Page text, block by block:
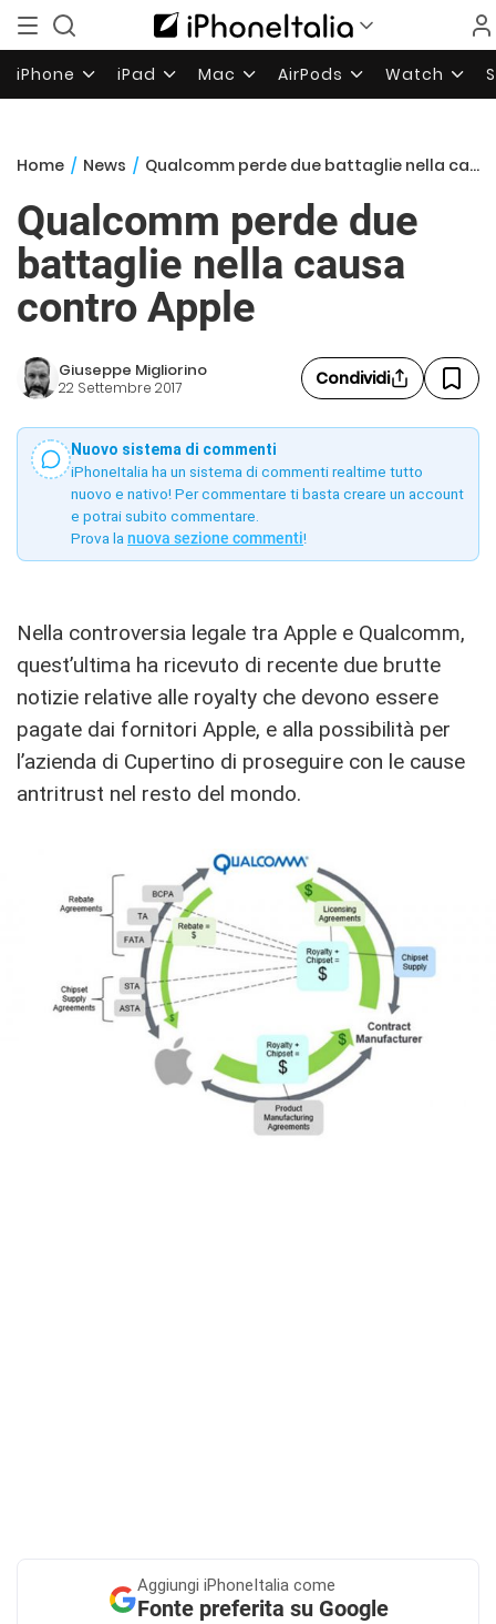
iPhone iPad Mac AirPods Watch
Home / News / Qualcomm perde due battaglie nella causa contro Apple
Qualcomm perde due
battaglie nella causa
contro Apple
Giuseppe Migliorino
22 Settembre 2017 Condividi
Nuovo sistema di commenti
iPhoneItalia ha un sistema di commenti realtime tutto
nuovo e nativo! Per commentare ti basta creare un account
e potrai subito commentare.
Prova la nuova sezione commenti!
Nella controversia legale tra Apple e Qualcomm,
quest’ultima ha ricevuto di recente due brutte
notizie relative alle royalty che devono essere
pagate dai fornitori Apple, e alla possibilità per
l’azienda di Cupertino di proseguire con le cause
antritrust nel resto del mondo.
Aggiungi iPhoneItalia come
Fonte preferita su Google